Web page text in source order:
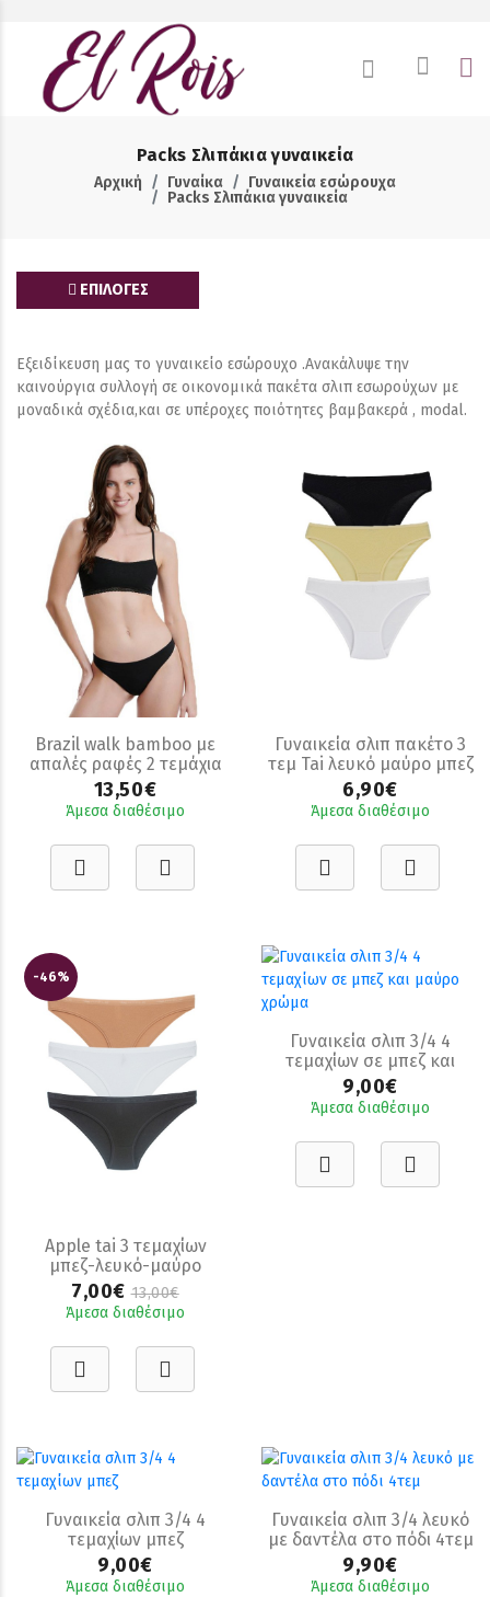
Packs Σλιπάκια γυναικεία
Αρχική Γυναίκα
Γυναικεία εσώρουχα
Packs Σλιπάκια γυναικεία
ΕΠΙΛΟΓΕΣ
Εξειδίκευση μας το γυναικείο εσώρουχο .Ανακάλυψε την
καινούργια συλλογή σε οικονομικά πακέτα σλιπ εσωρούχων με
μοναδικά σχέδια,και σε υπέροχες ποιότητες βαμβακερά , modal.
Brazil walk bamboo με
απαλές ραφές 2 τεμάχια
διάφορα χρωματα
13,50€
Άμεσα διαθέσιμο
Γυναικεία σλιπ πακέτο 3
τεμ Tai λευκό μαύρο μπεζ
6,90€
Άμεσα διαθέσιμο
-46%
Apple tai 3 τεμαχίων
μπεζ-λευκό-μαύρο
7,00€13,00€
Άμεσα διαθέσιμο
Γυναικεία σλιπ 3/4 4
τεμαχίων σε μπεζ και
μαύρο χρώμα
9,00€
Άμεσα διαθέσιμο
Γυναικεία σλιπ 3/4 4
τεμαχίων μπεζ
9,00€
Άμεσα διαθέσιμο
Γυναικεία σλιπ 3/4 λευκό
με δαντέλα στο πόδι 4τεμ
9,90€
Άμεσα διαθέσιμο